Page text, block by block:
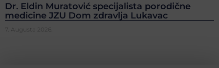
Dr. Eldin Muratović specijalista porodične
medicine JZU Dom zdravlja Lukavac
7. Augusta 2026.